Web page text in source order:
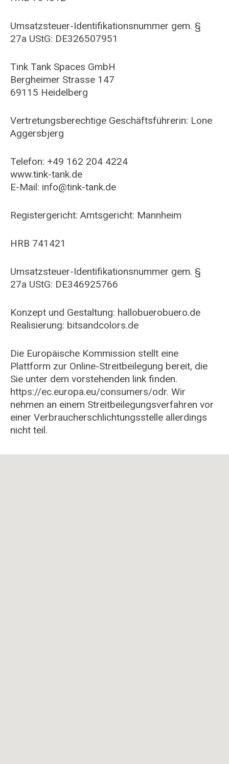
Umsatzsteuer-Identifikationsnummer gem. §
27a UStG: DE326507951
Tink Tank Spaces GmbH
Bergheimer Strasse 147
69115 Heidelberg
Vertretungsberechtige Geschäftsführerin: Lone
Aggersbjerg
​Telefon: +49 162 204 4224
www.tink-tank.de
E-Mail: info@tink-tank.de
​​Registergericht: Amtsgericht: Mannheim
HRB 741421
Umsatzsteuer-Identifikationsnummer gem. §
27a UStG: DE346925766
Konzept und Gestaltung: hallobuerobuero.de
Realisierung: bitsandcolors.de
Die Europäische Kommission stellt eine
Plattform zur Online-Streitbeilegung bereit, die
Sie unter dem vorstehenden link finden.
https://ec.europa.eu/consumers/odr. Wir
nehmen an einem Streitbeilegungsverfahren vor
einer Verbraucherschlichtungsstelle allerdings
nicht teil.